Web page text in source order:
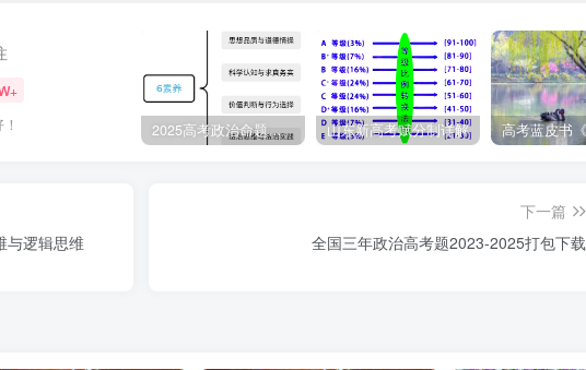
②错误。③：分析是综合的基础，综合是分析的先导，而综合的结果又会
“鞋子合不合脚，自己穿了才知道。一个国家的发展道路合不合适，只有
，无以成江海
2025高考政治命题纲要解读 山东新高考赋分制详解
与逻辑思维
下一篇
全国三年政治高考题2023-2025打包下载